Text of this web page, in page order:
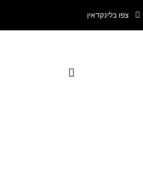
צפו בלינקדאין